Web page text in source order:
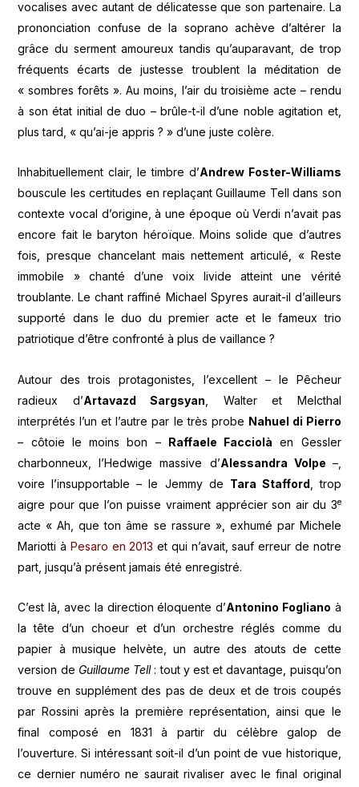
vocalises avec autant de délicatesse que son partenaire. La
prononciation confuse de la soprano achève d’altérer la
grâce du serment amoureux tandis qu’auparavant, de trop
fréquents écarts de justesse troublent la méditation de
« sombres forêts ». Au moins, l’air du troisième acte – rendu
à son état initial de duo – brûle-t-il d’une noble agitation et,
plus tard, « qu’ai-je appris ? » d’une juste colère.
Inhabituellement clair, le timbre d’Andrew Foster-Williams
bouscule les certitudes en replaçant Guillaume Tell dans son
contexte vocal d’origine, à une époque où Verdi n’avait pas
encore fait le baryton héroïque. Moins solide que d’autres
fois, presque chancelant mais nettement articulé, « Reste
immobile » chanté d’une voix livide atteint une vérité
troublante. Le chant raffiné Michael Spyres aurait-il d’ailleurs
supporté dans le duo du premier acte et le fameux trio
patriotique d’être confronté à plus de vaillance ?
Autour des trois protagonistes, l’excellent – le Pêcheur
radieux d’Artavazd Sargsyan , Walter et Melcthal
interprétés l’un et l’autre par le très probe Nahuel di Pierro
– côtoie le moins bon – Raffaele Facciolà en Gessler
charbonneux, l’Hedwige massive d’Alessandra Volpe –,
voire l’insupportable – le Jemmy de Tara Stafford , trop
aigre pour que l’on puisse vraiment apprécier son air du 3e
acte « Ah, que ton âme se rassure », exhumé par Michele
Mariotti à Pesaro en 2013 et qui n’avait, sauf erreur de notre
part, jusqu’à présent jamais été enregistré.
C’est là, avec la direction éloquente d’Antonino Fogliano à
la tête d’un choeur et d’un orchestre réglés comme du
papier à musique helvète, un autre des atouts de cette
version de Guillaume Tell: tout y est et davantage, puisqu’on
trouve en supplément des pas de deux et de trois coupés
par Rossini après la première représentation, ainsi que le
final composé en 1831 à partir du célèbre galop de
l’ouverture. Si intéressant soit-il d’un point de vue historique,
ce dernier numéro ne saurait rivaliser avec le final original